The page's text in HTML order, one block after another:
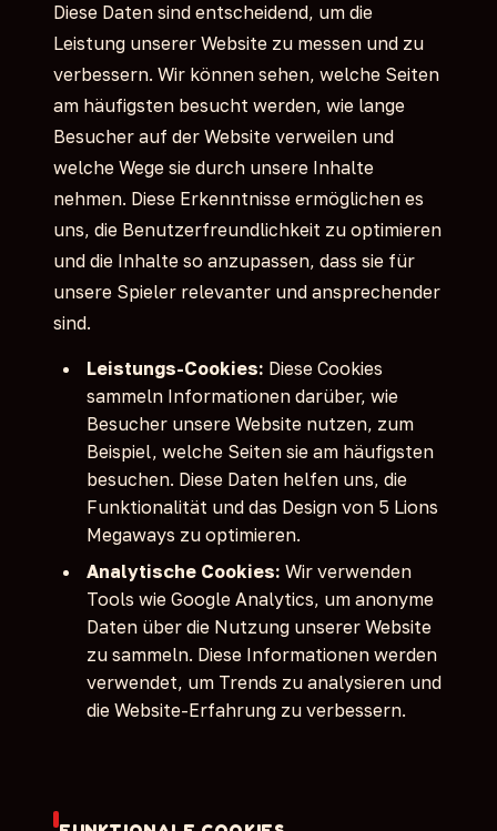
Diese Daten sind entscheidend, um die
Leistung unserer Website zu messen und zu
verbessern. Wir können sehen, welche Seiten
am häufigsten besucht werden, wie lange
Besucher auf der Website verweilen und
welche Wege sie durch unsere Inhalte
nehmen. Diese Erkenntnisse ermöglichen es
uns, die Benutzerfreundlichkeit zu optimieren
und die Inhalte so anzupassen, dass sie für
unsere Spieler relevanter und ansprechender
sind.
Leistungs-Cookies: Diese Cookies
sammeln Informationen darüber, wie
Besucher unsere Website nutzen, zum
Beispiel, welche Seiten sie am häufigsten
besuchen. Diese Daten helfen uns, die
Funktionalität und das Design von 5 Lions
Megaways zu optimieren.
Analytische Cookies: Wir verwenden
Tools wie Google Analytics, um anonyme
Daten über die Nutzung unserer Website
zu sammeln. Diese Informationen werden
verwendet, um Trends zu analysieren und
die Website-Erfahrung zu verbessern.